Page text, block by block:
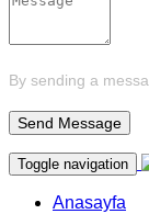
By sending a
Toggle navigation
Anasayfa